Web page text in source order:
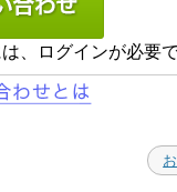
、ログインが必要で